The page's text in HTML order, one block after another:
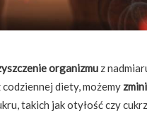
organizmu z
diety, możemy
takich jak otyłość czy